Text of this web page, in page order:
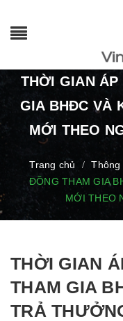
THỜI GIAN ÁP
GIA BHĐC VÀ
MỚI THEO
Trang chủ / Thông
ĐỒNG THAM GIA
MỚI THEO
THỜI GIAN
THAM GIA
TRẢ